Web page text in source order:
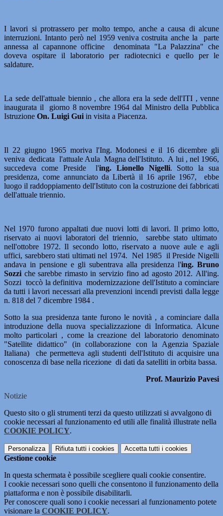
I lavori si protrassero per molto tempo, anche a causa di alcune
interruzioni. Intanto però nel 1959 veniva costruita anche la parte
annessa al capannone officine denominata "La Palazzina" che
doveva ospitare il laboratorio per radiotecnici e quello per le
saldature.
La sede dell'attuale biennio , che allora era la sede dell'ITI , venne
inaugurata il giorno 8 novembre 1964 dal Ministro della Pubblica
Istruzione On. Luigi Gui in visita a Piacenza.
Il 22 giugno 1965 moriva l'Ing. Modonesi e il 16 dicembre gli
veniva dedicata l'attuale Aula Magna dell'Istituto. A lui , nel 1966,
succedeva come Preside l'ing. Lionello Nigelli. Sotto la sua
presidenza, come annunciato da Libertà il 16 aprile 1967, ebbe
luogo il raddoppiamento dell'Istituto con la costruzione dei fabbricati
dell'attuale triennio.
Nel 1970 furono appaltati due nuovi lotti di lavori. Il primo lotto,
riservato ai nuovi laboratori del triennio, sarebbe stato ultimato
nell'ottobre 1972. Il secondo lotto, riservato a nuove aule e agli
uffici, sarebbero stati ultimati nel 1974. Nel 1985 il Preside Nigelli
andava in pensione e gli subentrava alla presidenza l'ing. Bruno
Sozzi che sarebbe rimasto in servizio fino ad agosto 2012. All'ing.
Sozzi toccò la definitiva modernizzazione dell'Istituto a cominciare
da tutti i lavori necessari alla prevenzioni incendi previsti dalla legge
n. 818 del 7 dicembre 1984 .
Sotto la sua presidenza tante furono le novità , a cominciare dalla
introduzione della nuova specializzazione di Informatica. Alcune
molto particolari , come la creazione del laboratorio denominato
"Satellite didattico" (in collaborazione con la Agenzia Spaziale
Italiana) che permetteva agli studenti dell'Istituto di acquisire una
conoscenza di base nella ricezione di dati da satelliti in orbita bassa.
Prof. Maurizio Pavesi
Notizie
Questo sito o gli strumenti terzi da questo utilizzati si avvalgono di
cookie necessari al funzionamento ed utili alle finalità illustrate nella
COOKIE POLICY.
Personalizza Rifiuta tutti i cookies Accetta tutti i cookies
Gestione cookie
In questa schermata è possibile scegliere quali cookie consentire.
I cookie necessari sono quelli che consentono il funzionamento della
piattaforma e non è possibile disabilitarli.
Per conoscere quali sono i cookie necessari al funzionamento potete
visionare la COOKIE POLICY.